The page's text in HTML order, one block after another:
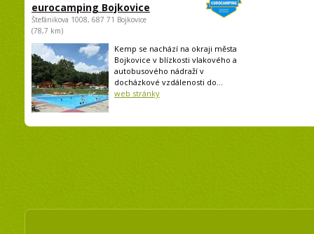
eurocamping Bojkovice
Štefánikova 1008, 687 71 Bojkovice
(78,7 km)
Kemp se nachází na okraji města
Bojkovice v blízkosti vlakového a
autobusového nádraží v
docházkové vzdálenosti do...
web stránky